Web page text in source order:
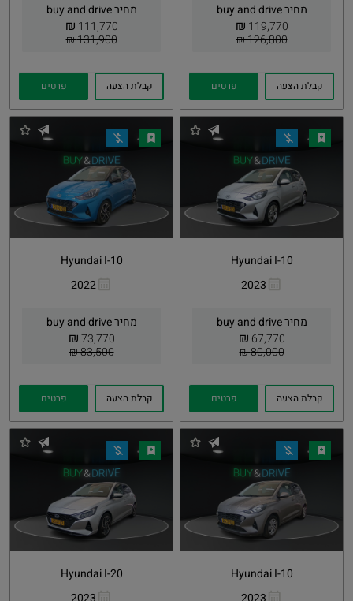
מחיר buy and drive
119,770
₪
126,800 ₪
קבלת הצעה פרטים
מחיר buy and drive
111,770
₪
131,900 ₪
קבלת הצעה פרטים
Hyundai I-10
2023
מחיר buy and drive
67,770
₪
80,000 ₪
Whatsapp
קבלת הצעה פרטים
Hyundai I-10
2022
מחיר buy and drive
73,770
₪
83,500 ₪
Whatsapp
קבלת הצעה פרטים
Hyundai I-10
Hyundai I-20